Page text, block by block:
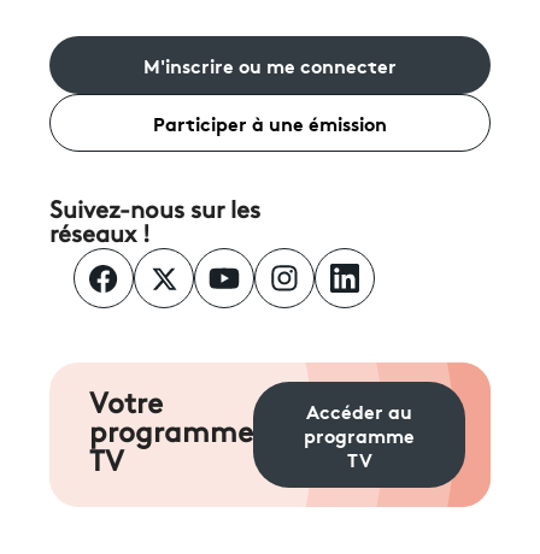
M'inscrire ou me connecter
Participer à une émission
Suivez-nous sur les
réseaux !
Votre
programme
TV
Accéder au
programme
TV